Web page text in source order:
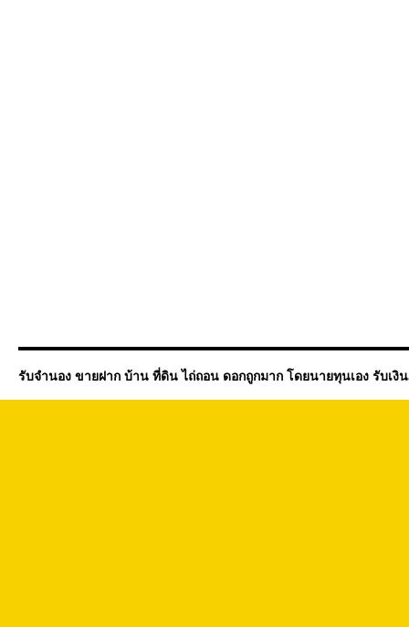
รับจำนอง ขายฝาก บ้าน ที่ดิน ไถ่ถอน ดอกถูกมาก โดยนายทุนเอง รับเงิ